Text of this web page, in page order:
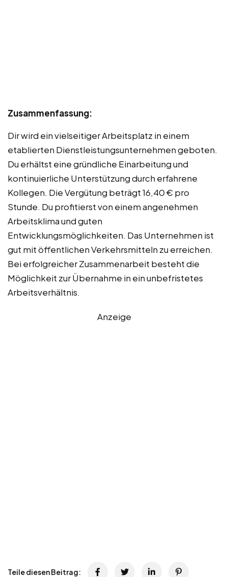
Zusammenfassung:
Dir wird ein vielseitiger Arbeitsplatz in einem
etablierten Dienstleistungsunternehmen geboten.
Du erhältst eine gründliche Einarbeitung und
kontinuierliche Unterstützung durch erfahrene
Kollegen. Die Vergütung beträgt 16,40 € pro
Stunde. Du profitierst von einem angenehmen
Arbeitsklima und guten
Entwicklungsmöglichkeiten. Das Unternehmen ist
gut mit öffentlichen Verkehrsmitteln zu erreichen.
Bei erfolgreicher Zusammenarbeit besteht die
Möglichkeit zur Übernahme in ein unbefristetes
Arbeitsverhältnis.
Anzeige
Teile diesen Beitrag: